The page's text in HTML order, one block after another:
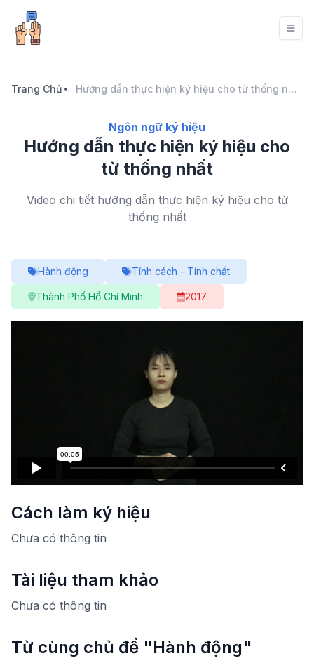
Trang Chủ Hướng dẫn thực hiện ký hiệu cho từ thống nhất
Ngôn ngữ ký hiệu
Hướng dẫn thực hiện ký hiệu cho
từ thống nhất
Video chi tiết hướng dẫn thực hiện ký hiệu cho từ
thống nhất
Hành động Tính cách - Tính chất
Thành Phố Hồ Chí Minh 2017
Cách làm ký hiệu
Chưa có thông tin
Tài liệu tham khảo
Chưa có thông tin
Từ cùng chủ đề "Hành động"